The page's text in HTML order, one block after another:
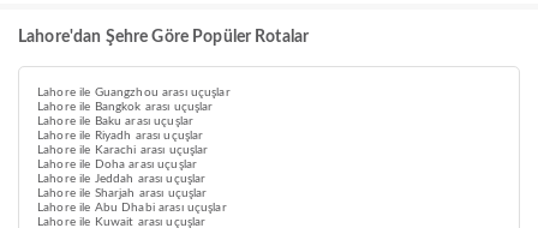
Lahore'dan Şehre Göre Popüler Rotalar
Lahore ile Guangzhou arası uçuşlar
Lahore ile Bangkok arası uçuşlar
Lahore ile Baku arası uçuşlar
Lahore ile Riyadh arası uçuşlar
Lahore ile Karachi arası uçuşlar
Lahore ile Doha arası uçuşlar
Lahore ile Jeddah arası uçuşlar
Lahore ile Sharjah arası uçuşlar
Lahore ile Abu Dhabi arası uçuşlar
Lahore ile Kuwait arası uçuşlar